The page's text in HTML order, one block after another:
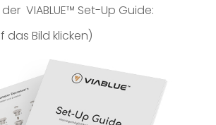
VIABLUE™ Set-Up Guide:
Bild klicken)